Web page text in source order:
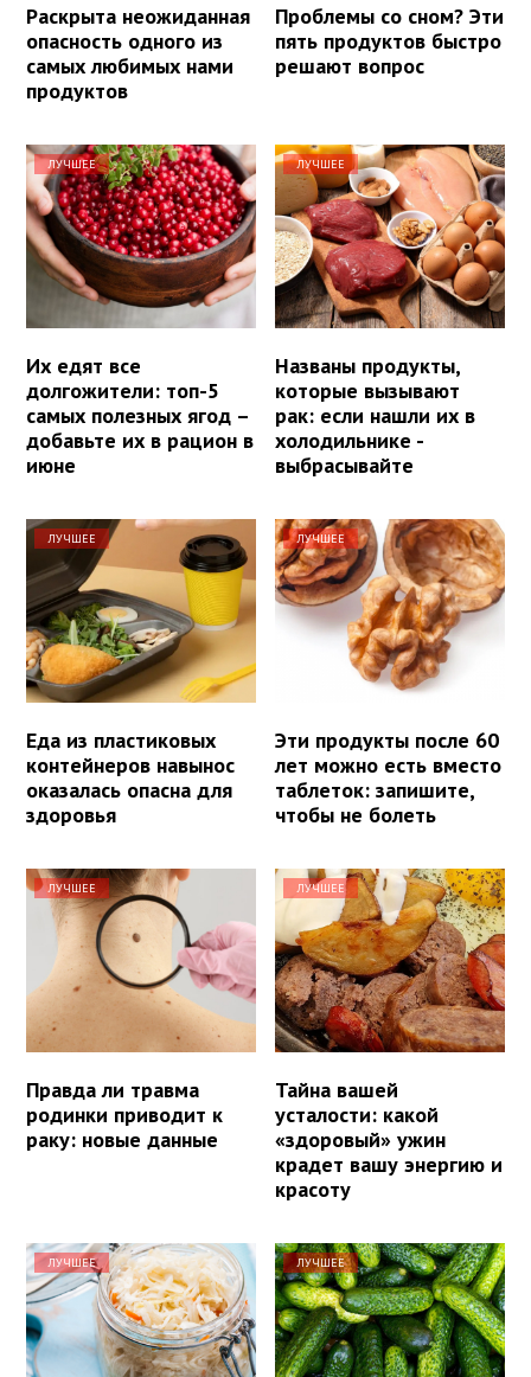
Раскрыта неожиданная
опасность одного из
самых любимых нами
продуктов
Проблемы со сном? Эти
пять продуктов быстро
решают вопрос
ЛУЧШЕЕ
Их едят все
долгожители: топ-5
самых полезных ягод –
добавьте их в рацион в
июне
ЛУЧШЕЕ
Названы продукты,
которые вызывают
рак: если нашли их в
холодильнике -
выбрасывайте
ЛУЧШЕЕ
Еда из пластиковых
контейнеров навынос
оказалась опасна для
здоровья
ЛУЧШЕЕ
Эти продукты после 60
лет можно есть вместо
таблеток: запишите,
чтобы не болеть
ЛУЧШЕЕ
Правда ли травма
родинки приводит к
раку: новые данные
ЛУЧШЕЕ
Тайна вашей
усталости: какой
«здоровый» ужин
крадет вашу энергию и
красоту
ЛУЧШЕЕ ЛУЧШЕЕ